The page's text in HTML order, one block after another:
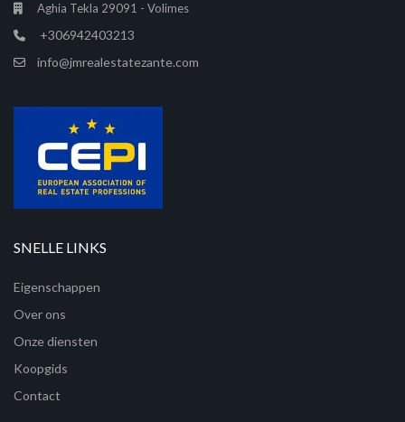
Aghia Tekla 29091 - Volimes
+306942403213
info@jmrealestatezante.com
SNELLE LINKS
Eigenschappen
Over ons
Onze diensten
Koopgids
Contact